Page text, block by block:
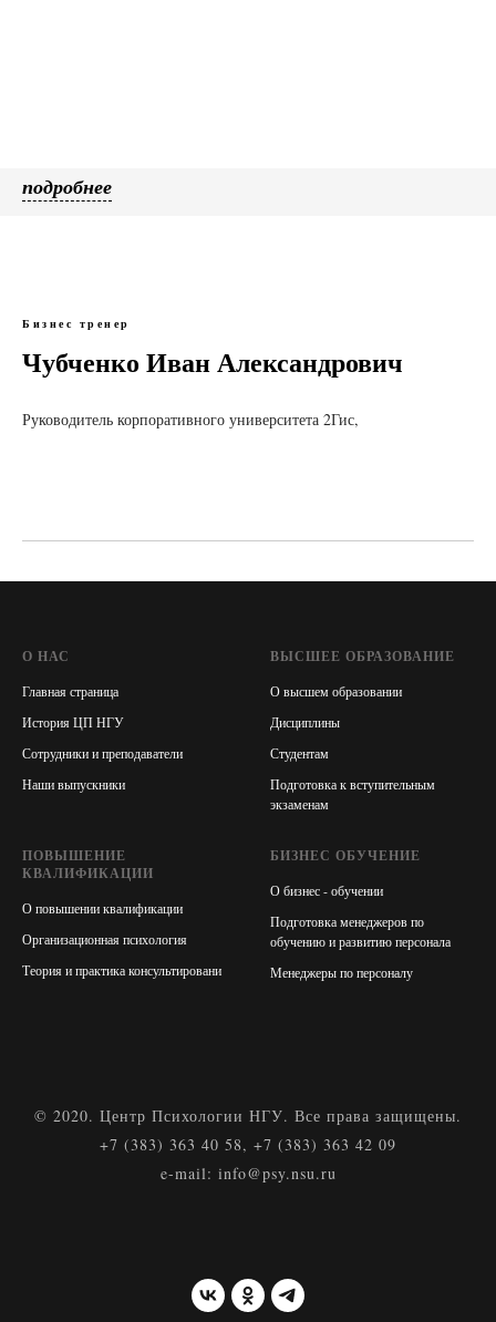
подробнее
Бизнес тренер
Чубченко Иван Александрович
Руководитель корпоративного университета 2Гис,
О НАС
Главная страница
История ЦП НГУ
Сотрудники и преподаватели
Наши выпускники
ВЫСШЕЕ ОБРАЗОВАНИЕ
О высшем образовании
Дисциплины
Студентам
Подготовка к вступительным
экзаменам
ПОВЫШЕНИЕ
КВАЛИФИКАЦИИ
О повышении квалификации
Организационная психология
Теория и практика консультировани
БИЗНЕС ОБУЧЕНИЕ
О бизнес - обучении
Подготовка менеджеров по
обучению и развитию персонала
Менеджеры по персоналу
© 2020. Центр Психологии НГУ. Все права защищены.
+7 (383) 363 40 58, +7 (383) 363 42 09
e-mail: info@psy.nsu.ru